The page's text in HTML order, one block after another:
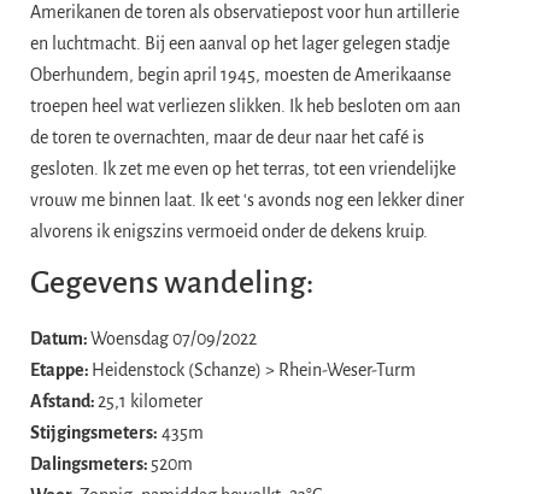
Amerikanen de toren als observatiepost voor hun artillerie
en luchtmacht. Bij een aanval op het lager gelegen stadje
Oberhundem, begin april 1945, moesten de Amerikaanse
troepen heel wat verliezen slikken. Ik heb besloten om aan
de toren te overnachten, maar de deur naar het café is
gesloten. Ik zet me even op het terras, tot een vriendelijke
vrouw me binnen laat. Ik eet ‘s avonds nog een lekker diner
alvorens ik enigszins vermoeid onder de dekens kruip.
Gegevens wandeling:
Datum:Woensdag 07/09/2022
Etappe: Heidenstock (Schanze) > Rhein-Weser-Turm
Afstand: 25,1 kilometer
Stijgingsmeters: 435m
Dalingsmeters: 520m